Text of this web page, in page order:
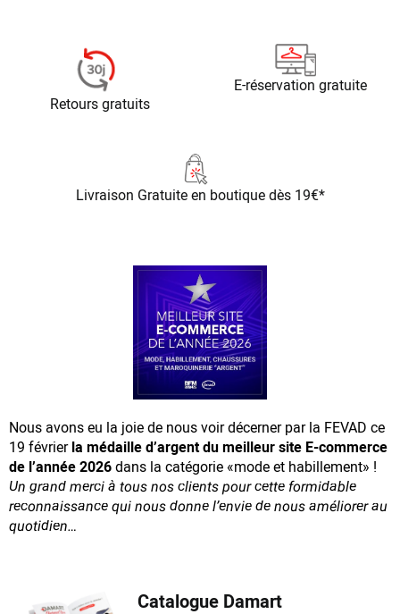
Retours gratuits
E-réservation gratuite
Livraison Gratuiteen boutique dès 19€*
Nous avons eu la joie de nous voir décerner par la FEVAD ce
19 févrierla médaille d’argent du meilleur site E-commerce
de l’année 2026dans la catégorie «mode et habillement» !
Un grand merci à tous nos clients pour cette formidable
reconnaissancequi nous donne l’envie de nous améliorer au
quotidien…
Catalogue Damart